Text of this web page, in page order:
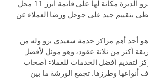
وجدت ورشة سعيد برو الديرة مكانة لها على قائمة أبرز 11 محل
بتقييم جيد على جوجل ورضا العملاء عن
هو أحد أهم مراكز خدمة سعيدي برو وله من
أكثر من ثلاثة عقود، وهو موئل لأفضل
لتقديم أفضل الخدمات للعملاء أصحاب
أنواعها وطرزها. تجمع الورشة ما بين